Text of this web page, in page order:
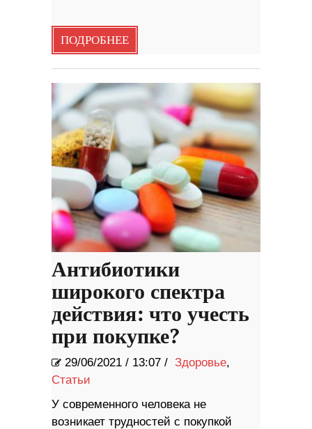
ПОДРОБНЕЕ
Антибиотики
широкого спектра
действия: что учесть
при покупке?
29/06/2021 / 13:07 / Здоровье,
Статьи
У современного человека не
возникает трудностей с покупкой